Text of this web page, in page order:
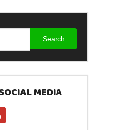
Search
MEDIA